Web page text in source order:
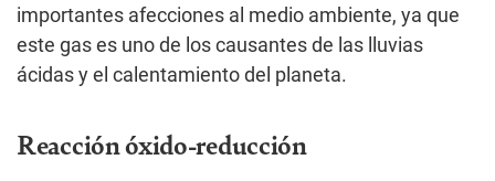
importantes afecciones al medio ambiente, ya que
este gas es uno de los causantes de las lluvias
ácidas y el calentamiento del planeta.
Reacción óxido-reducción